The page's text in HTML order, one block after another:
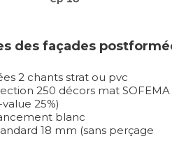
des façades
2 chants strat ou pvc
250 décors mat SOFEMA
25%)
blanc
18 mm (sans perçage